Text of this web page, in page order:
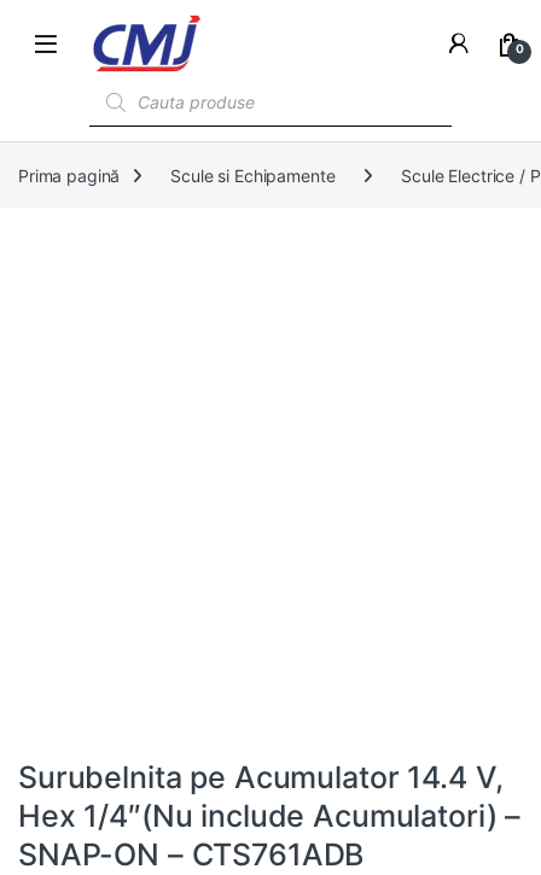
0
Prima pagină Scule si Echipamente Scule Electrice /
Surubelnita pe Acumulator 14.4 V,
Hex 1/4″(Nu include Acumulatori) –
SNAP-ON – CTS761ADB